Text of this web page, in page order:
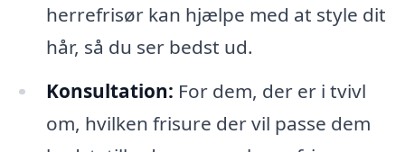
herrefrisør kan hjælpe med at style dit
hår, så du ser bedst ud.
Konsultation: For dem, der er i tvivl
om, hvilken frisure der vil passe dem